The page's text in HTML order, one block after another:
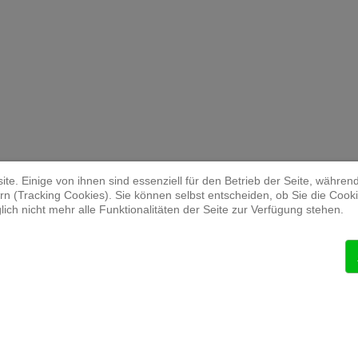
Einige von ihnen sind essenziell für den Betrieb der Seite,
(Tracking Cookies). Sie können selbst entscheiden, ob Sie die
nicht mehr alle Funktionalitäten der Seite zur Verfügung stehen.